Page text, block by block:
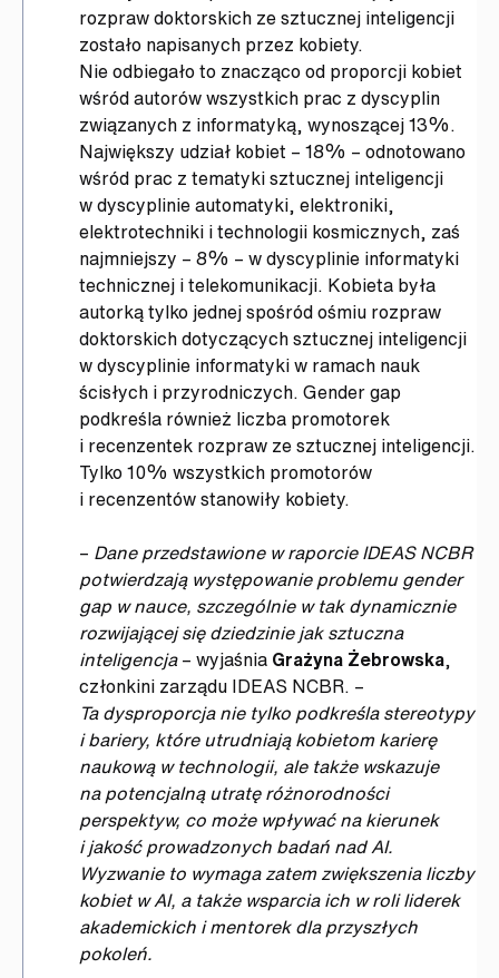
rozpraw doktorskich ze sztucznej inteligencji
zostało napisanych przez kobiety.
Nie odbiegało to znacząco od proporcji kobiet
wśród autorów wszystkich prac z dyscyplin
związanych z informatyką, wynoszącej 13%.
Największy udział kobiet – 18% – odnotowano
wśród prac z tematyki sztucznej inteligencji
w dyscyplinie automatyki, elektroniki,
elektrotechniki i technologii kosmicznych, zaś
najmniejszy – 8% – w dyscyplinie informatyki
technicznej i telekomunikacji. Kobieta była
autorką tylko jednej spośród ośmiu rozpraw
doktorskich dotyczących sztucznej inteligencji
w dyscyplinie informatyki w ramach nauk
ścisłych i przyrodniczych. Gender gap
podkreśla również liczba promotorek
i recenzentek rozpraw ze sztucznej inteligencji.
Tylko 10% wszystkich promotorów
i recenzentów stanowiły kobiety.
– Dane przedstawione w raporcie IDEAS NCBR
potwierdzają występowanie problemu gender
gap w nauce, szczególnie w tak dynamicznie
rozwijającej się dziedzinie jak sztuczna
inteligencja– wyjaśnia Grażyna Żebrowska,
członkini zarządu IDEAS NCBR. –
Ta dysproporcja nie tylko podkreśla stereotypy
i bariery, które utrudniają kobietom karierę
naukową w technologii, ale także wskazuje
na potencjalną utratę różnorodności
perspektyw, co może wpływać na kierunek
i jakość prowadzonych badań nad AI.
Wyzwanie to wymaga zatem zwiększenia liczby
kobiet w AI, a także wsparcia ich w roli liderek
akademickich i mentorek dla przyszłych
pokoleń.